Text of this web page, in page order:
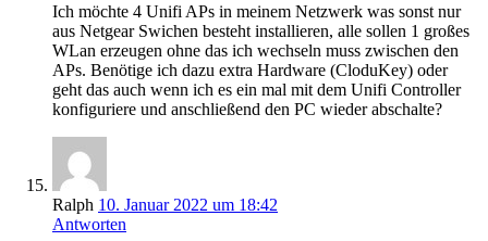
Ich möchte 4 Unifi APs in meinem Netzwerk was sonst nur
aus Netgear Swichen besteht installieren, alle sollen 1 großes
WLan erzeugen ohne das ich wechseln muss zwischen den
APs. Benötige ich dazu extra Hardware (CloduKey) oder
geht das auch wenn ich es ein mal mit dem Unifi Controller
konfiguriere und anschließend den PC wieder abschalte?
Ralph 10. Januar 2022 um 18:42
Antworten